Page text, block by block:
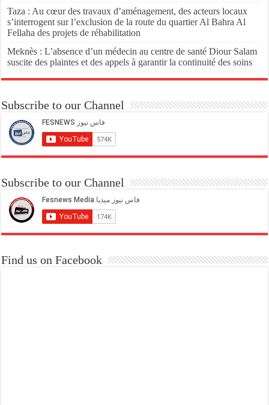
Taza : Au cœur des travaux d’aménagement, des acteurs locaux
s’interrogent sur l’exclusion de la route du quartier Al Bahra Al
Fellaha des projets de réhabilitation
Meknès : L’absence d’un médecin au centre de santé Diour Salam
suscite des plaintes et des appels à garantir la continuité des soins
Subscribe to our Channel
Subscribe to our Channel
Find us on Facebook